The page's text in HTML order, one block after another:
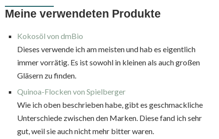
Meine verwendeten Produkte
Kokosöl von dmBio
Dieses verwende ich am meisten und hab es eigentlich
immer vorrätig. Es ist sowohl in kleinen als auch großen
Gläsern zu finden.
Quinoa-Flocken von Spielberger
Wie ich oben beschrieben habe, gibt es geschmackliche
Unterschiede zwischen den Marken. Diese fand ich sehr
gut, weil sie auch nicht mehr bitter waren.